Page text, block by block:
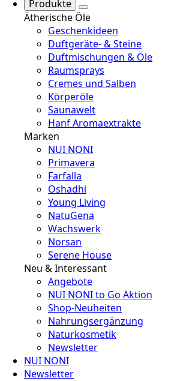
Produkte
Ätherische Öle
Geschenkideen
Duftgeräte- & Steine
Duftmischungen & Öle
Raumsprays
Cremes und Salben
Körperöle
Saunawelt
Hanf Aromaextrakte
Marken
NUI NONI
Primavera
Farfalla
Oshadhi
Young Living
NatuGena
Wachswerk
Norsan
Serene House
Neu & Interessant
Angebote
NUI NONI to Go Aktion
Shop-Neuheiten
Nahrungsergänzung
Naturkosmetik
Newsletter
NUI NONI
Newsletter